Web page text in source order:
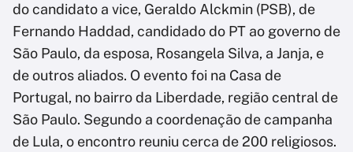
do candidato a vice, Geraldo Alckmin (PSB), de
Fernando Haddad, candidado do PT ao governo de
São Paulo, da esposa, Rosangela Silva, a Janja, e
de outros aliados. O evento foi na Casa de
Portugal, no bairro da Liberdade, região central de
São Paulo. Segundo a coordenação de campanha
de Lula, o encontro reuniu cerca de 200 religiosos.